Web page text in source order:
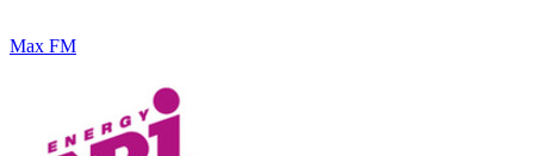
Max FM